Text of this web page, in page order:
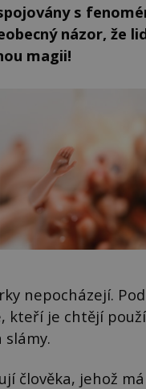
s
názor, že
magii!
nepocházejí.
kteří je chtějí
člověka, jehož